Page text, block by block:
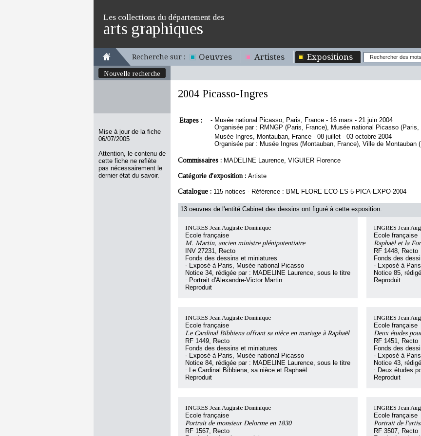
Les collections du département des
arts graphiques
Recherche sur : Oeuvres Artistes Expositions
Nouvelle recherche
Mise à jour de la fiche
06/07/2005
Attention, le contenu de
cette fiche ne reflète
pas nécessairement le
dernier état du savoir.
2004 Picasso-Ingres
Etapes : - Musée national Picasso, Paris, France - 16 mars - 21 juin 2004
Organisée par : RMNGP (Paris, France), Musée national Picasso (Paris,
- Musée Ingres, Montauban, France - 08 juillet - 03 octobre 2004
Organisée par : Musée Ingres (Montauban, France), Ville de Montauban
Commissaires : MADELINE Laurence, VIGUIER Florence
Catégorie d'exposition : Artiste
Catalogue : 115 notices - Référence : BML FLORE ECO-ES-5-PICA-EXPO-2004
13 oeuvres de l'entité Cabinet des dessins ont figuré à cette exposition.
INGRES Jean Auguste Dominique
Ecole française
M. Martin, ancien ministre plénipotentiaire
INV 27231, Recto
Fonds des dessins et miniatures
- Exposé à Paris, Musée national Picasso
Notice 34, rédigée par : MADELINE Laurence, sous le titre
: Portrait d'Alexandre-Victor Martin
Reproduit
INGRES Jean
Ecole française
Raphaël et la
RF 1448, Recto
Fonds des
- Exposé à
Notice 85,
Reproduit
INGRES Jean Auguste Dominique
Ecole française
Le Cardinal Bibbiena offrant sa nièce en mariage à Raphaël
RF 1449, Recto
Fonds des dessins et miniatures
- Exposé à Paris, Musée national Picasso
Notice 84, rédigée par : MADELINE Laurence, sous le titre
: Le Cardinal Bibbiena, sa nièce et Raphaël
Reproduit
INGRES Jean
Ecole française
Deux études
RF 1451, Recto
Fonds des
- Exposé à
Notice 43,
: Deux études
Reproduit
INGRES Jean Auguste Dominique
Ecole française
Portrait de monsieur Delorme en 1830
RF 1567, Recto
INGRES Jean
Ecole française
Portrait de
RF 3507, Recto